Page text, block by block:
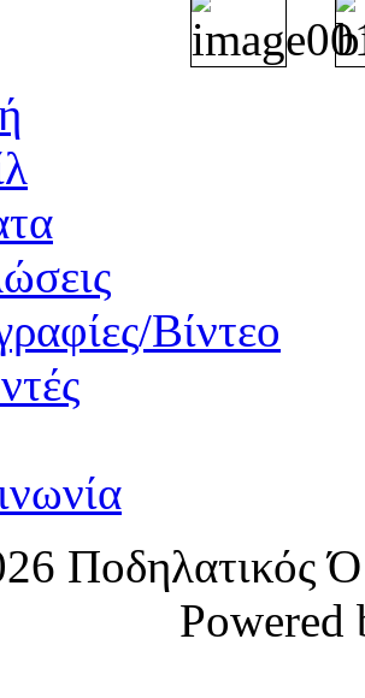
Βίντεο
Ποδηλατικός